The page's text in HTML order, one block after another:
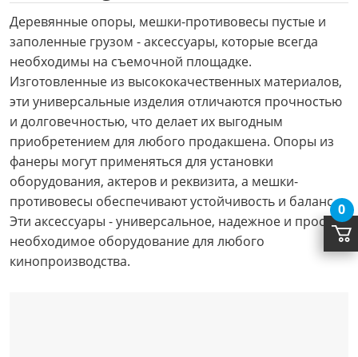
Деревянные опоры, мешки-противовесы пустые и
заполенные грузом - аксессуары, которые всегда
необходимы на съемочной площадке.
Изготовленные из высококачественных материалов,
эти универсальные изделия отличаются прочностью
и долговечностью, что делает их выгодным
приобретением для любого продакшена. Опоры из
фанеры могут применяться для установки
оборудования, актеров и реквизита, а мешки-
противовесы обеспечивают устойчивость и баланс.
Эти аксессуары - универсальное, надежное и просто
необходимое оборудование для любого
кинопроизводства.
0